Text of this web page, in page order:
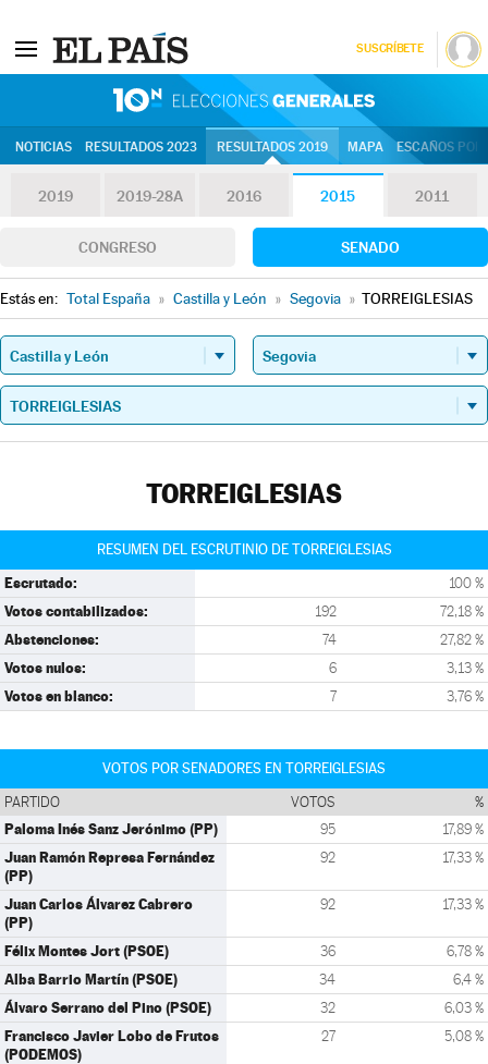
SUSCRÍBETE
NOTICIAS RESULTADOS 2023 RESULTADOS 2019 MAPA ESCAÑOS
2019 2019-28A 2016 2015 2011
CONGRESO SENADO
Estás en: Total España » Castilla y León » Segovia » TORREIGLESIAS
TORREIGLESIAS
RESUMEN DEL ESCRUTINIO DE TORREIGLESIAS
Escrutado: 100 %
Votos contabilizados: 192 72,18 %
Abstenciones: 74 27,82 %
Votos nulos: 6 3,13 %
Votos en blanco: 7 3,76 %
VOTOS POR SENADORES EN TORREIGLESIAS
PARTIDO VOTOS %
Paloma Inés Sanz Jerónimo (PP) 95 17,89 %
Juan Ramón Represa Fernández
(PP)
92 17,33 %
Juan Carlos Álvarez Cabrero
(PP)
92 17,33 %
Félix Montes Jort (PSOE) 36 6,78 %
Alba Barrio Martín (PSOE) 34 6,4 %
Álvaro Serrano del Pino (PSOE) 32 6,03 %
Francisco Javier Lobo de Frutos
(PODEMOS)
27 5,08 %